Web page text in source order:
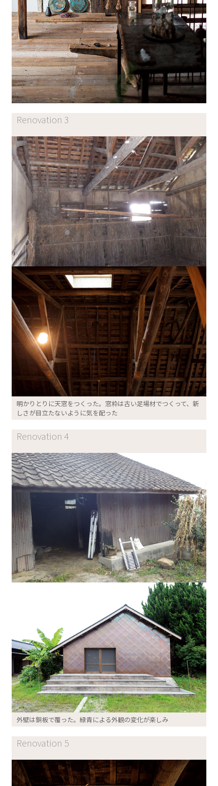
Renovation 3
明かりとりに天窓をつくった。窓枠は古い足場材でつくって、新
しさが目立たないように気を配った
Renovation 4
外壁は銅板で覆った。緑青による外観の変化が楽しみ
Renovation 5